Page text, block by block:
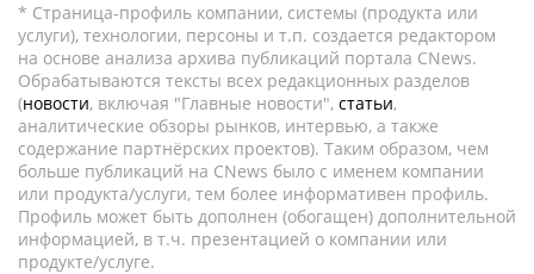
* Страница-профиль компании, системы (продукта или
услуги), технологии, персоны и т.п. создается редактором
на основе анализа архива публикаций портала CNews.
Обрабатываются тексты всех редакционных разделов
(новости, включая "Главные новости", статьи,
аналитические обзоры рынков, интервью, а также
содержание партнёрских проектов). Таким образом, чем
больше публикаций на CNews было с именем компании
или продукта/услуги, тем более информативен профиль.
Профиль может быть дополнен (обогащен) дополнительной
информацией, в т.ч. презентацией о компании или
продукте/услуге.